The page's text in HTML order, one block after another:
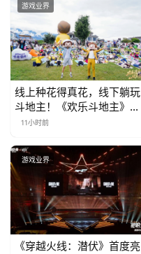
游戏业界
线上种花得真花，线下躺玩
斗地主！《欢乐斗地主》欢
乐中国行·云南站精彩盘点
11小时前
游戏业界
《穿越火线：潜伏》首度亮